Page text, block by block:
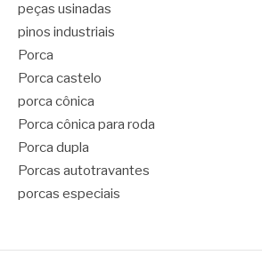
peças usinadas
pinos industriais
Porca
Porca castelo
porca cônica
Porca cônica para roda
Porca dupla
Porcas autotravantes
porcas especiais